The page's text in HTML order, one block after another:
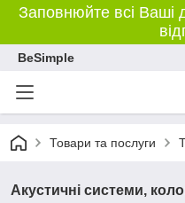
Заповнюйте всі Ваші
BeSimple
Товари та послуги
Акустичні системи,